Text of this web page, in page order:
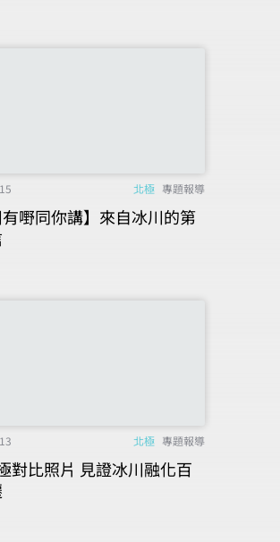
北極 專題報導
有嘢同你講】來自冰川的第
北極 專題報導
對比照片 見證冰川融化百